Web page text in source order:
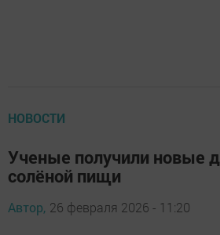
НОВОСТИ
Ученые получили новые
солёной пищи
Автор, 26 февраля 2026 - 11:20